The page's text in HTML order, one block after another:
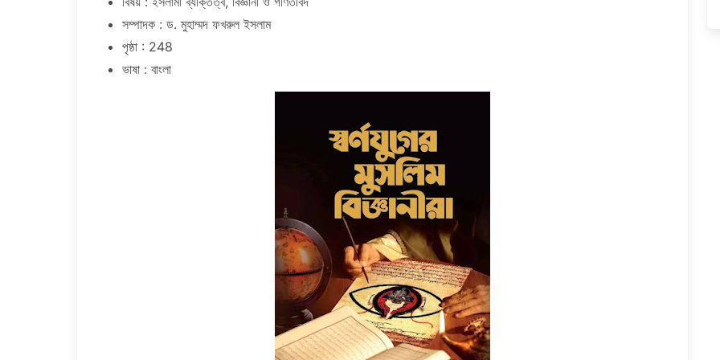
সম্পাদক : ড. মুহাম্মদ ফখরুল ইসলাম
পৃষ্ঠা : 248
ভাষা : বাংলা